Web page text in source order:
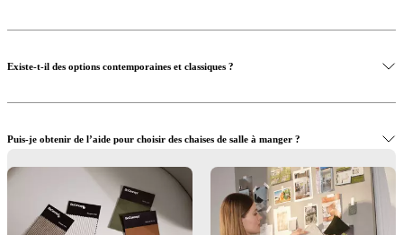
Existe-t-il des options contemporaines et classiques ?
Puis-je obtenir de l’aide pour choisir des chaises de salle à manger ?
Où puis-je voir les chaises de salle à manger en personne ?